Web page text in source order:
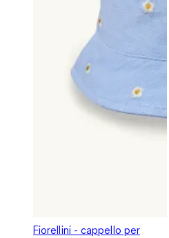
Fiorellini - cappello per